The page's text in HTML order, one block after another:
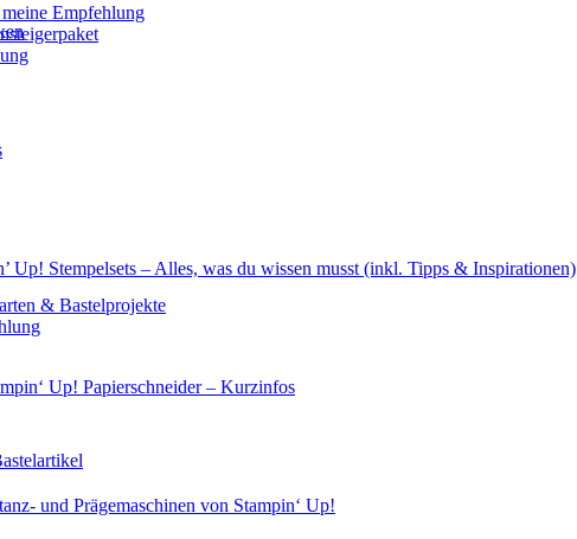
Up! Stempelsets – Alles, was du wissen musst (inkl. Tipps & Inspirationen)
Up! Papierschneider – Kurzinfos
und Prägemaschinen von Stampin‘ Up!
Empfehlung
& Bastelprojekte